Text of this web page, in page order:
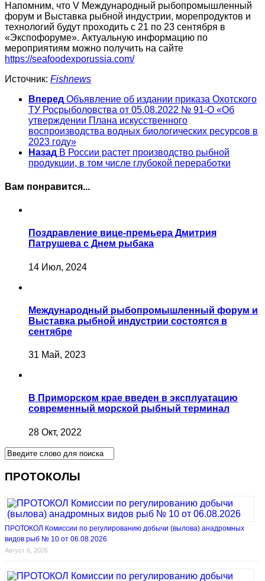
Напомним, что V Международный рыбопромышленный
форум и Выставка рыбной индустрии, морепродуктов и
технологий будут проходить с 21 по 23 сентября в
«Экспофоруме». Актуальную информацию по
мероприятиям можно получить на сайте
https://seafoodexporussia.com/
Источник: Fishnews
Вперед Объявление об издании приказа Охотского
ТУ Росрыболовства от 05.08.2022 № 91-О «Об
утверждении Плана искусственного
воспроизводства водных биологических ресурсов в
2023 году»
Назад В России растет производство рыбной
продукции, в том числе глубокой переработки
Вам понравится...
Поздравление вице-премьера Дмитрия
Патрушева с Днем рыбака
14 Июл, 2024
Международный рыбопромышленный форум и
Выставка рыбной индустрии состоятся в
сентябре
31 Май, 2023
В Приморском крае введен в эксплуатацию
современный морской рыбный терминал
28 Окт, 2022
ПРОТОКОЛЫ
ПРОТОКОЛ Комиссии по регулированию добычи (вылова) анадромных
видов рыб № 10 от 06.08.2026
Август 6, 2026